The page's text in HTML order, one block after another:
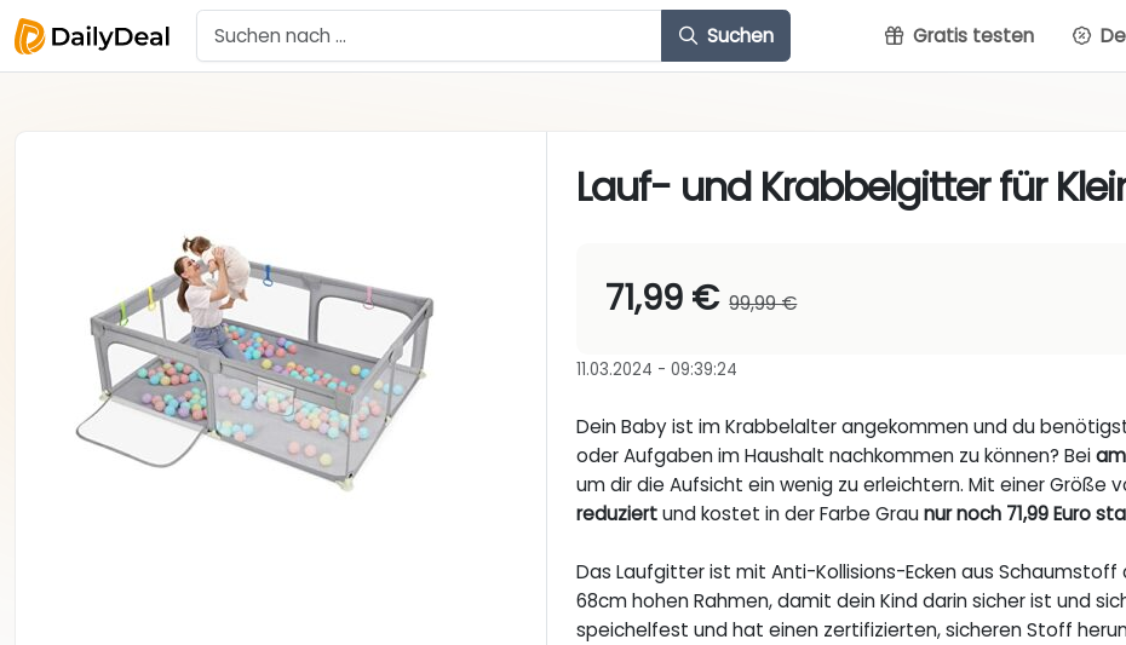
Suchen Gratis testen
Lauf- und Krabbelgitter für
71,99 € 99,99 €
11.03.2024 - 09:39:24
Dein Baby ist im Krabbelalter angekommen und du
oder Aufgaben im Haushalt nachkommen zu können? Bei
um dir die Aufsicht ein wenig zu erleichtern. Mit einer Größe
reduziertund kostet in der Farbe Graunur noch 71,99 Euro
Das Laufgitter ist mit Anti-Kollisions-Ecken aus
68cm hohen Rahmen, damit dein Kind darin sicher ist und
speichelfest und hat einen zertifizierten, sicheren Stoff